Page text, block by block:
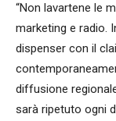
“Non lavartene le
marketing e radio.
dispenser con il
diffusione
sarà ripetuto ogni